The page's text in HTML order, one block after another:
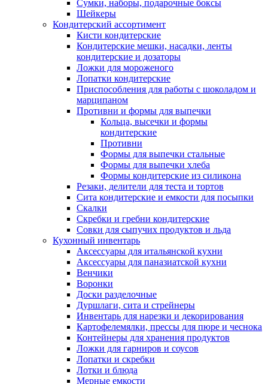
Сумки, наборы, подарочные боксы
Шейкеры
Кондитерский ассортимент
Кисти кондитерские
Кондитерские мешки, насадки, ленты
кондитерские и дозаторы
Ложки для мороженого
Лопатки кондитерские
Приспособления для работы с шоколадом и
марципаном
Противни и формы для выпечки
Кольца, высечки и формы
кондитерские
Противни
Формы для выпечки стальные
Формы для выпечки хлеба
Формы кондитерские из силикона
Резаки, делители для теста и тортов
Сита кондитерские и емкости для посыпки
Скалки
Скребки и гребни кондитерские
Совки для сыпучих продуктов и льда
Кухонный инвентарь
Аксессуары для итальянской кухни
Аксессуары для паназиатской кухни
Венчики
Воронки
Доски разделочные
Дуршлаги, сита и стрейнеры
Инвентарь для нарезки и декорирования
Картофелемялки, прессы для пюре и чеснока
Контейнеры для хранения продуктов
Ложки для гарниров и соусов
Лопатки и скребки
Лотки и блюда
Мерные емкости